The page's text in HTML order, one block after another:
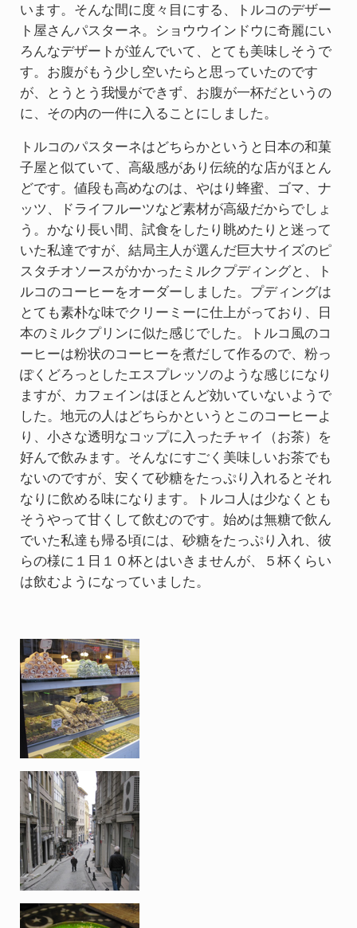
います。そんな間に度々目にする、トルコのデザー
ト屋さんパスターネ。ショウウインドウに奇麗にい
ろんなデザートが並んでいて、とても美味しそうで
す。お腹がもう少し空いたらと思っていたのです
が、とうとう我慢ができず、お腹が一杯だというの
に、その内の一件に入ることにしました。
トルコのパスターネはどちらかというと日本の和菓
子屋と似ていて、高級感があり伝統的な店がほとん
どです。値段も高めなのは、やはり蜂蜜、ゴマ、ナ
ッツ、ドライフルーツなど素材が高級だからでしょ
う。かなり長い間、試食をしたり眺めたりと迷って
いた私達ですが、結局主人が選んだ巨大サイズのピ
スタチオソースがかかったミルクプディングと、ト
ルコのコーヒーをオーダーしました。プディングは
とても素朴な味でクリーミーに仕上がっており、日
本のミルクプリンに似た感じでした。トルコ風のコ
ーヒーは粉状のコーヒーを煮だして作るので、粉っ
ぽくどろっとしたエスプレッソのような感じになり
ますが、カフェインはほとんど効いていないようで
した。地元の人はどちらかというとこのコーヒーよ
り、小さな透明なコップに入ったチャイ（お茶）を
好んで飲みます。そんなにすごく美味しいお茶でも
ないのですが、安くて砂糖をたっぷり入れるとそれ
なりに飲める味になります。トルコ人は少なくとも
そうやって甘くして飲むのです。始めは無糖で飲ん
でいた私達も帰る頃には、砂糖をたっぷり入れ、彼
らの様に１日１０杯とはいきませんが、５杯くらい
は飲むようになっていました。